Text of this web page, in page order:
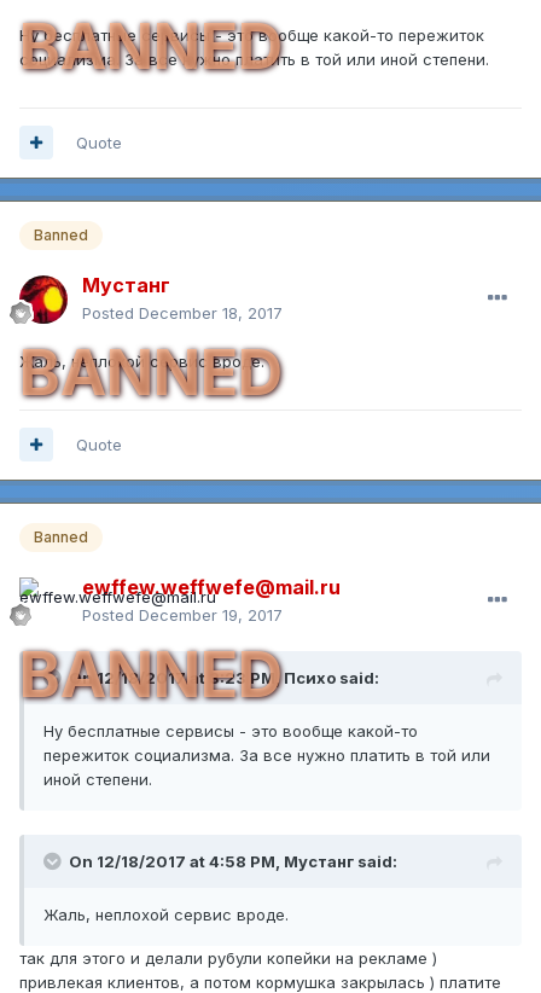
BANNED
Ну бесплатные сервисы - это вообще какой-то пережиток
социализма. За все нужно платить в той или иной степени.
Quote
Banned
Мустанг
Posted December 18, 2017
BANNED
Жаль, неплохой сервис вроде.
Quote
Banned
ewffew.weffwefe@mail.ru
Posted December 19, 2017
BANNED
On 12/18/2017 at 3:23 PM, Психо said:
Ну бесплатные сервисы - это вообще какой-то
пережиток социализма. За все нужно платить в той или
иной степени.
On 12/18/2017 at 4:58 PM, Мустанг said:
Жаль, неплохой сервис вроде.
так для этого и делали рубули копейки на рекламе )
привлекая клиентов, а потом кормушка закрылась ) платите